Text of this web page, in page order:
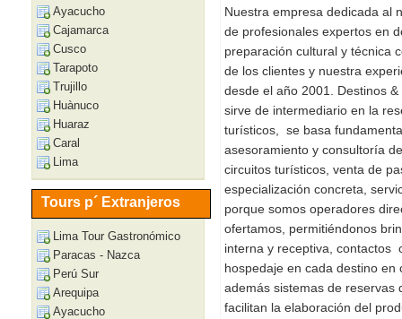
Nuestra empresa dedicada al
de profesionales expertos en
preparación cultural y técnica
de los clientes y nuestra
desde el año 2001. Destinos
sirve de intermediario en la
turísticos, se basa
asesoramiento y consultoría
circuitos turísticos, venta de
especialización concreta,
porque somos operadores
ofertamos, permitiéndonos
interna y receptiva, contactos
hospedaje en cada destino
además sistemas de reservas
facilitan la elaboración del
Ayacucho
Cajamarca
Cusco
Tarapoto
Trujillo
Huànuco
Huaraz
Caral
Lima
Tours p´ Extranjeros
Lima Tour Gastronómico
Paracas - Nazca
Perú Sur
Arequipa
Ayacucho